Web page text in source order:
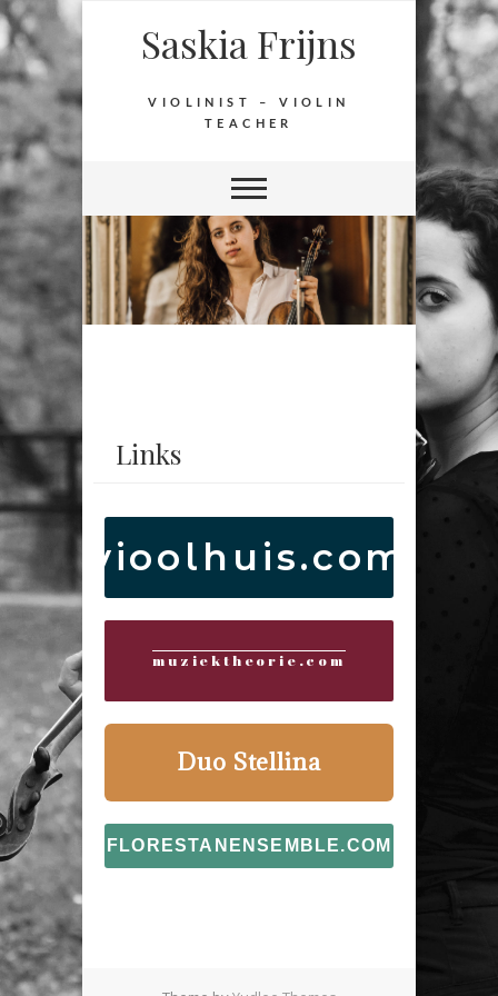
Saskia Frijns
VIOLINIST – VIOLIN
TEACHER
Links
vioolhuis.com
muziektheorie.com
Duo Stellina
FLORESTANENSEMBLE.COM